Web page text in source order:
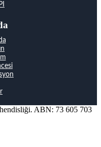
ABN: 73 605 703